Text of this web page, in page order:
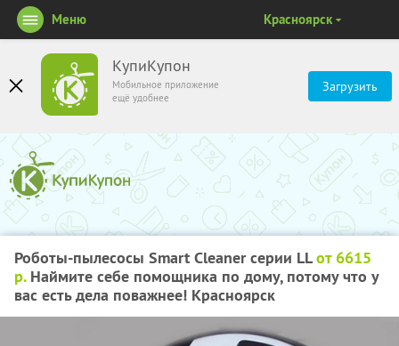
КупиКупон
Мобильное приложение
ещё удобнее
Загрузить
Меню Красноярск
Роботы-пылесосы Smart Cleaner серии LLот 6615
р.Наймите себе помощника по дому, потому что у
вас есть дела поважнее! Красноярск